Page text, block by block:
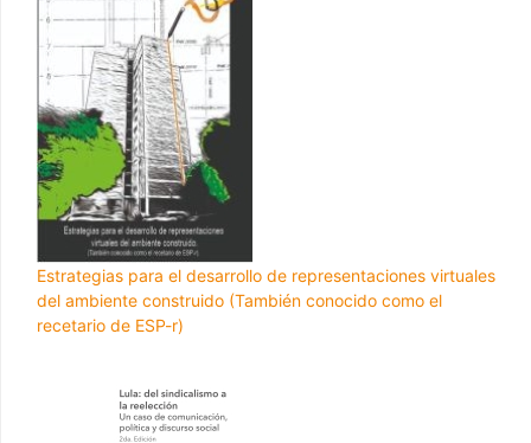
Estrategias para el desarrollo de representaciones virtuales
del ambiente construido (También conocido como el
recetario de ESP-r)